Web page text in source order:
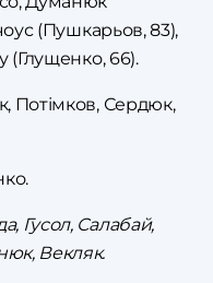
(Пушкарьов, 83),
(Глущенко, 66).
Потімков, Сердюк,
Гусол, Салабай,
Векляк.